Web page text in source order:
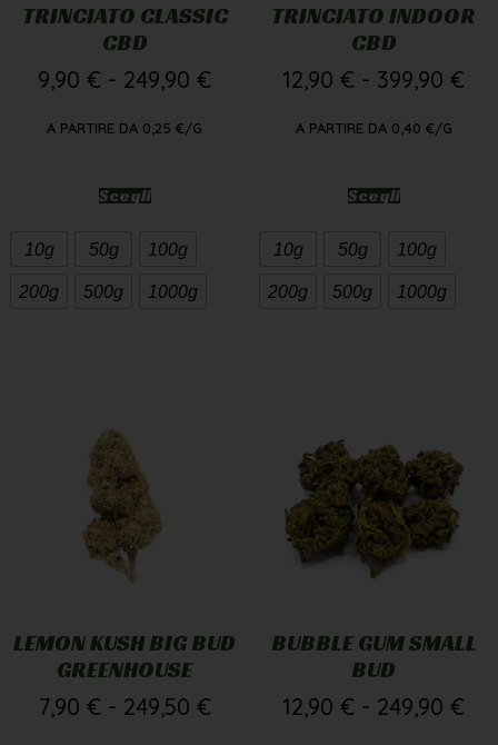
TRINCIATO CLASSIC
CBD
9,90 € - 249,90 €
A PARTIRE DA 0,25 €/G
Scegli
10g 50g 100g
200g 500g 1000g
TRINCIATO INDOOR
CBD
12,90 € - 399,90 €
A PARTIRE DA 0,40 €/G
Scegli
10g 50g 100g
200g 500g 1000g
LEMON KUSH BIG BUD
GREENHOUSE
7,90 € - 249,50 €
BUBBLE GUM SMALL
BUD
12,90 € - 249,90 €